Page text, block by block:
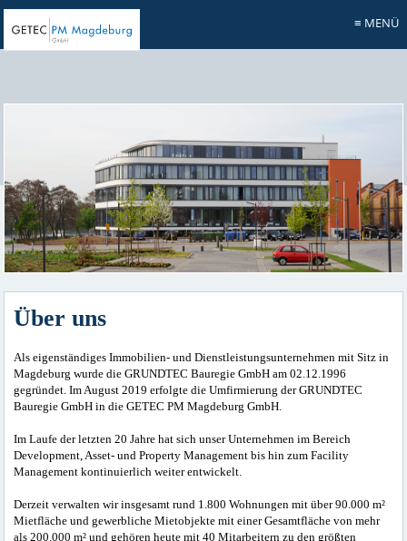
≡ MENÜ
Über uns
Als eigenständiges Immobilien- und Dienstleistungsunternehmen mit Sitz in
Magdeburg wurde die GRUNDTEC Bauregie GmbH am 02.12.1996
gegründet. Im August 2019 erfolgte die Umfirmierung der GRUNDTEC
Bauregie GmbH in die GETEC PM Magdeburg GmbH.
Im Laufe der letzten 20 Jahre hat sich unser Unternehmen im Bereich
Development, Asset- und Property Management bis hin zum Facility
Management kontinuierlich weiter entwickelt.
Derzeit verwalten wir insgesamt rund 1.800 Wohnungen mit über 90.000 m²
Mietfläche und gewerbliche Mietobjekte mit einer Gesamtfläche von mehr
als 200.000 m² und gehören heute mit 40 Mitarbeitern zu den größten